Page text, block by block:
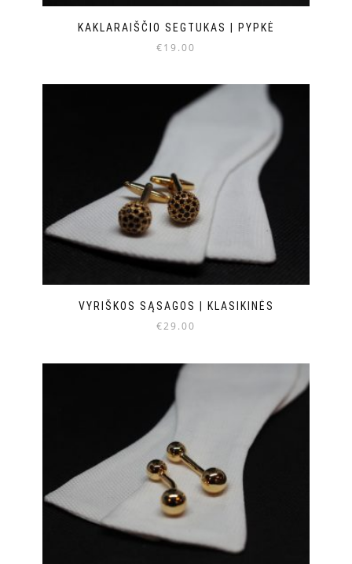
KAKLARAIŠČIO SEGTUKAS | PYPKĖ
€19.00
VYRIŠKOS SĄSAGOS | KLASIKINĖS
€29.00